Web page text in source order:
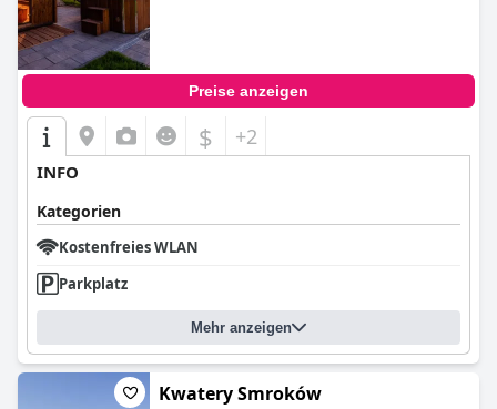
Preise anzeigen
$ +2
INFO
Kategorien
Kostenfreies WLAN
Parkplatz
Mehr anzeigen
Kwatery Smroków